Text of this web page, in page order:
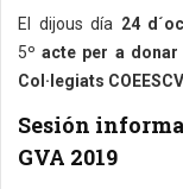
El dijous día 24
5º acte per a donar
Col·legiats
Sesión
GVA 2019